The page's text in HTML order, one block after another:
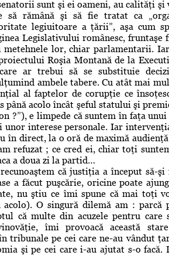
sunt şi ei oameni, au calităţi şi
să rămână şi să fie tratat ca
legiuitoare a ţării”, aşa cum
Legislativului românesc, fruntaşe
lor, chiar parlamentarii.
Roşia Montană de la
ar trebui să se substituie
ambele tabere. Cu atât mai
al faptelor de corupţie ce
până acolo încât şeful statului şi
?”), e limpede că suntem în faţa unui
unor interese personale. Iar
în direct, la o oră de maximă
refuzat ; ce cred ei, chiar toţi
a doua zi la partid…
că justiţia a început să-şi
a făcut puşcărie, oricine poate
nu ştiu ce îmi spune că mai toţi
O singură dilemă am : parcă
că multe din acuzele pentru care
îmi provoacă această
tribunale pe cei care ne-au vândut
şi pe cei care i-au ajutat s-o facă.